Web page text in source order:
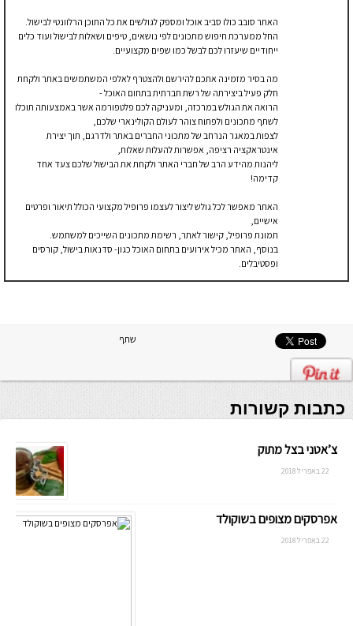
האתר סובב כולו סביב אוכל ומספק לגולשים את כל התוכן הרלוונטי לבישול.
החל ממערכת חיפוש מתכונים לפי נושאים, טיפים ושאלות לבישול ועוד כלים
ייחודיים שיעזרו לכם לבשל כמו שפים מקצועיים.
מה בסיר מזמינה אתכם להירשם ולהצטרף לאלפי המשתמשים באתר ולקחת
חלק פעיל ביצירתה של רשת חברתית בתחום האוכל -
הרואה את הגולש במרכזה, ומעניקה לכם פלטפורמה אשר באמצעותה תוכלו
לשתף מתכונים ולפתוח צוהר לעולם הקולינארי שלכם,
לצפות במאגר הנרחב של מתכוני החברים באתר ולדרגם, תוך יצירת
אינטראקציה רציפה, אפשרות להעלות שאלות,
ליהנות מהידע הרב של חברי האתר ולקחת את הבישול שלכם צעד אחד
קדימה!
האתר מאפשר לכל גולש ליצור לעצמו פרופיל מקצועי הכולל תיאור ופרטים
אישיים,
תמונת פרופיל, קישור לאתר, רשימת מתכונים השייכים למשתמש.
בנוסף, האתר מכיל אירועים בתחום האוכל כגון- סדנאות בישול, קורסים
ופסטיבלים.
שתף
כתבות קשורות
צ’אטני בצל מתוק
22 באפריל 2018
אפרסקים מצופים בשוקולד
22 באפריל 2018